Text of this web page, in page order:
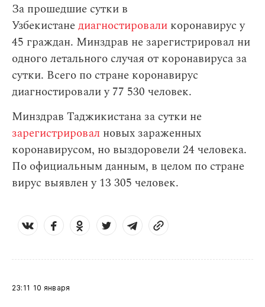
За прошедшие сутки в
Узбекистанедиагностировали коронавирус у
45 граждан. Минздрав не зарегистрировал ни
одного летального случая от коронавируса за
сутки. Всего по стране коронавирус
диагностировали у 77 530 человек.
Минздрав Таджикистана за сутки не
зарегистрировал новых зараженных
коронавирусом, но выздоровели 24 человека.
По официальным данным, в целом по стране
вирус выявлен у 13 305 человек.
23:11 10 января